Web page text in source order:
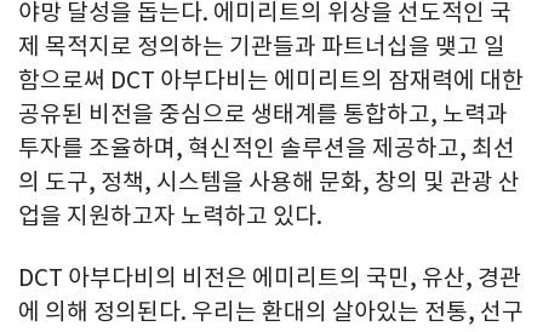
야망 달성을 돕는다. 에미리트의 위상을 선도적인 국
제 목적지로 정의하는 기관들과 파트너십을 맺고 일
함으로써 DCT 아부다비는 에미리트의 잠재력에 대한
공유된 비전을 중심으로 생태계를 통합하고, 노력과
투자를 조율하며, 혁신적인 솔루션을 제공하고, 최선
의 도구, 정책, 시스템을 사용해 문화, 창의 및 관광 산
업을 지원하고자 노력하고 있다.
DCT 아부다비의 비전은 에미리트의 국민, 유산, 경관
에 의해 정의된다. 우리는 환대의 살아있는 전통, 선구